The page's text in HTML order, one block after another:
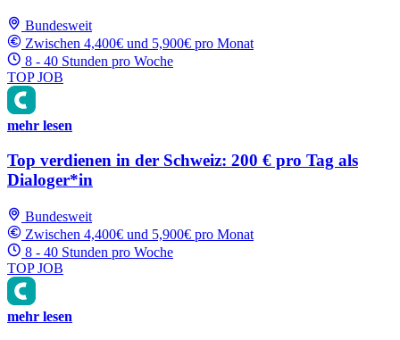
Bundesweit
Zwischen 4,400€ und 5,900€ pro Monat
8 - 40 Stunden pro Woche
TOP JOB
mehr lesen
Top verdienen in der Schweiz: 200 € pro Tag als
Dialoger*in
Bundesweit
Zwischen 4,400€ und 5,900€ pro Monat
8 - 40 Stunden pro Woche
TOP JOB
mehr lesen